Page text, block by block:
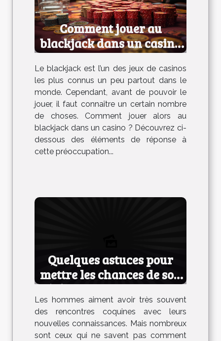
Comment jouer au
blackjack dans un casino
?
Le blackjack est l’un des jeux de casinos
les plus connus un peu partout dans le
monde. Cependant, avant de pouvoir le
jouer, il faut connaître un certain nombre
de choses. Comment jouer alors au
blackjack dans un casino ? Découvrez ci-
dessous des éléments de réponse à
cette préoccupation...
Quelques astuces pour
mettre les chances de son
côté lors d’une rencontre
coquine
Les hommes aiment avoir très souvent
des rencontres coquines avec leurs
nouvelles connaissances. Mais nombreux
sont ceux qui ne savent pas comment